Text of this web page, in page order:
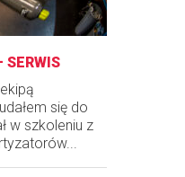
SERWIS
się do
w szkoleniu z